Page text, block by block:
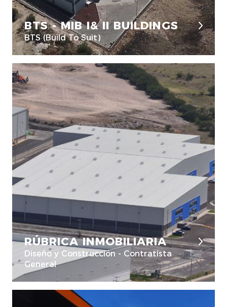
BTS - MIB I& II BUILDINGS
BTS (Build To Suit)
RÚBRICA INMOBILIARIA
Diseño y Construcción - Contratista
General